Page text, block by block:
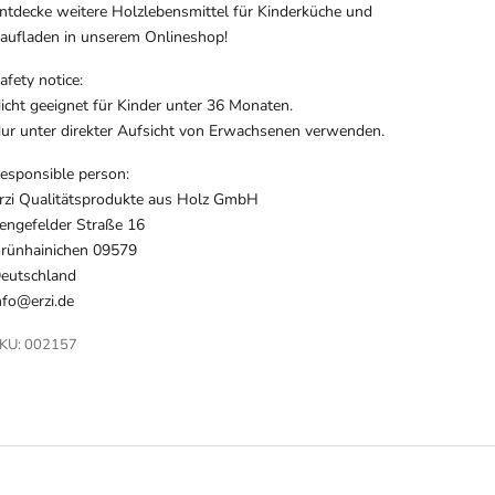
weitere Holzlebensmittel für Kinderküche und
in unserem Onlineshop!
notice:
geeignet für Kinder unter 36 Monaten.
unter direkter Aufsicht von Erwachsenen verwenden.
person:
Qualitätsprodukte aus Holz GmbH
Straße 16
09579
002157